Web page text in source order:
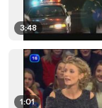
3:48
1:01